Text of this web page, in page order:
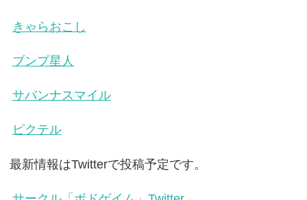
きゃらおこし
ブンプ星人
サバンナスマイル
ピクテル
最新情報はTwitterで投稿予定です。